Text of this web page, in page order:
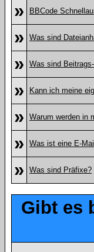
» BBCode
» Was sind
» Was sind
» Kann ich meine
» Warum werden in
» Was ist eine E-
» Was sind Präfixe?
Gibt es